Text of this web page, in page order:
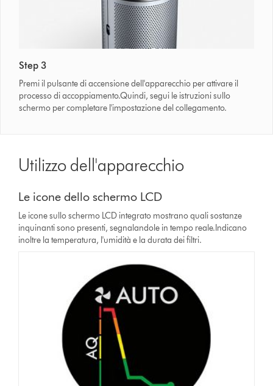
Step 3
Premi il pulsante di accensione dell'apparecchio per attivare il
processo di accoppiamento.Quindi, segui le istruzioni sullo
schermo per completare l'impostazione del collegamento.
Utilizzo dell'apparecchio
Le icone dello schermo LCD
Le icone sullo schermo LCD integrato mostrano quali sostanze
inquinanti sono presenti, segnalandole in tempo reale.Indicano
inoltre la temperatura, l'umidità e la durata dei filtri.